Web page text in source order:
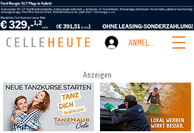
ANMELDEN
Anzeigen